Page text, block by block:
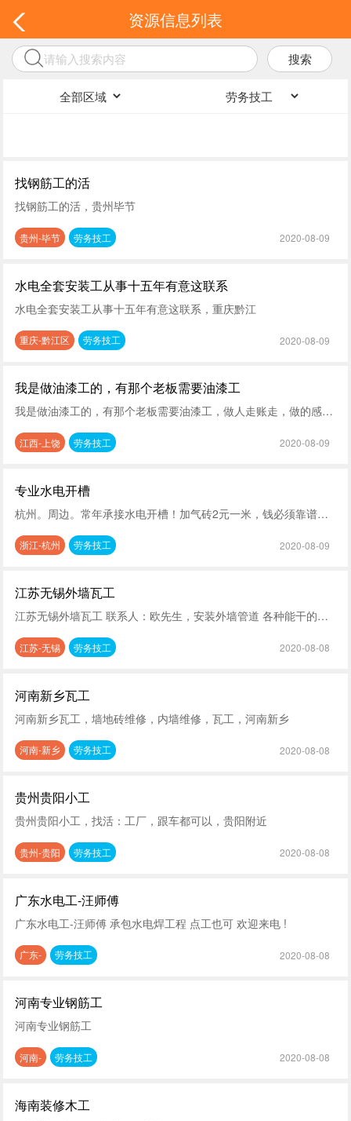
资源信息列表
搜索
找钢筋工的活
找钢筋工的活，贵州毕节
贵州-毕节 劳务技工 2020-08-09
水电全套安装工从事十五年有意这联系
水电全套安装工从事十五年有意这联系，重庆黔江
重庆-黔江区 劳务技工 2020-08-09
我是做油漆工的，有那个老板需要油漆工
我是做油漆工的，有那个老板需要油漆工，做人走账走，做的感觉可以也可以长期做，只要工资好拿就可以
江西-上饶 劳务技工 2020-08-09
专业水电开槽
杭州。周边。常年承接水电开槽！加气砖2元一米，钱必须靠谱，本人在诸暨。
浙江-杭州 劳务技工 2020-08-09
江苏无锡外墙瓦工
江苏无锡外墙瓦工 联系人：欧先生，安装外墙管道 各种能干的都接，无锡及周边
江苏-无锡 劳务技工 2020-08-08
河南新乡瓦工
河南新乡瓦工，墙地砖维修，内墙维修，瓦工，河南新乡
河南-新乡 劳务技工 2020-08-08
贵州贵阳小工
贵州贵阳小工，找活：工厂，跟车都可以，贵阳附近
贵州-贵阳 劳务技工 2020-08-08
广东水电工-汪师傅
广东水电工-汪师傅 承包水电焊工程 点工也可 欢迎来电 !
广东- 劳务技工 2020-08-08
河南专业钢筋工
河南专业钢筋工
河南- 劳务技工 2020-08-08
海南装修木工